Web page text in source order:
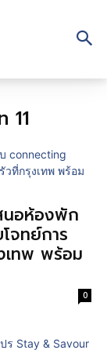
11
นอห้องพัก
จทย์การ
เทพ พร้อม
0